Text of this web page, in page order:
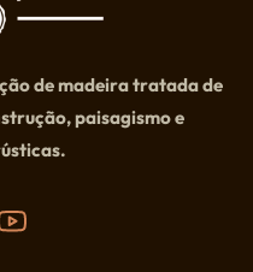
de madeira tratada de
paisagismo e